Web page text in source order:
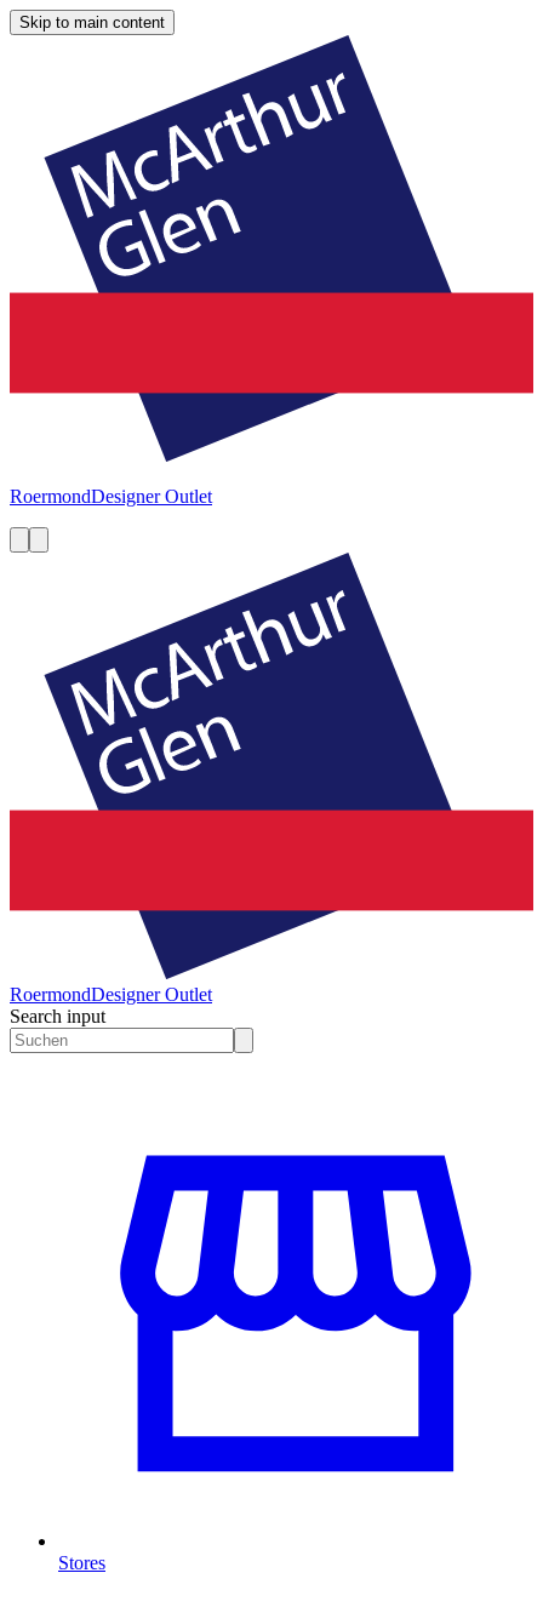
Skip to main content
RoermondDesigner Outlet
RoermondDesigner Outlet
Search input
Stores